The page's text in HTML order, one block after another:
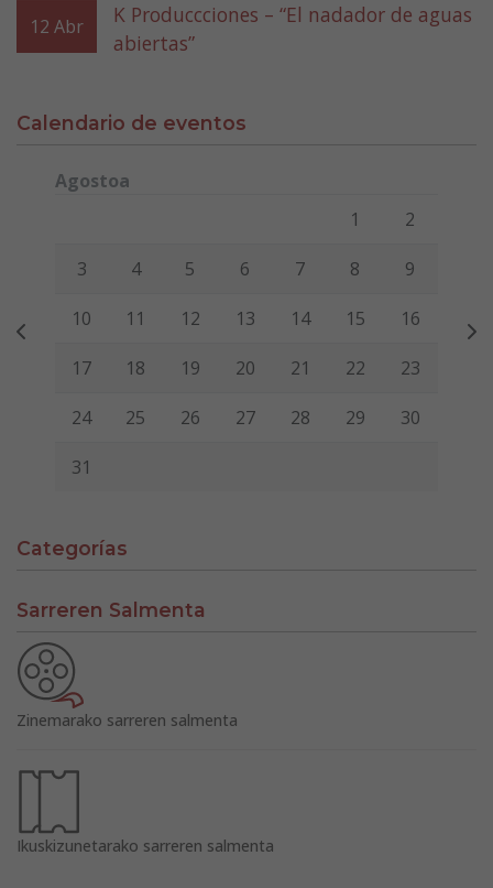
12 Abr
K Produccciones – “El nadador de aguas
abiertas”
Calendario de eventos
Agostoa
Viernes Sábado
1 2
3 4 5 6 7 8 9
10 11 12 13 14 15 16
17 18 19 20 21 22 23
24 25 26 27 28 29 30
31
Categorías
Sarreren Salmenta
Zinemarako sarreren salmenta
Ikuskizunetarako sarreren salmenta